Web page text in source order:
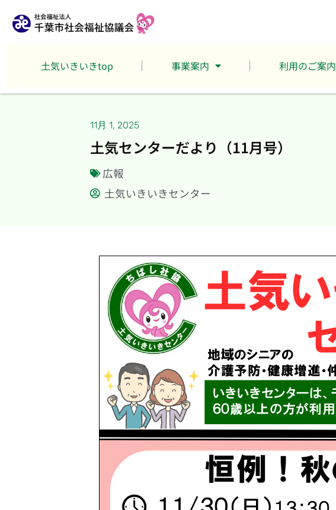
土気いきいきtop 事業案内 利用のご案内
11月 1, 2025
土気センターだより（11月号）
広報
土気いきいきセンター